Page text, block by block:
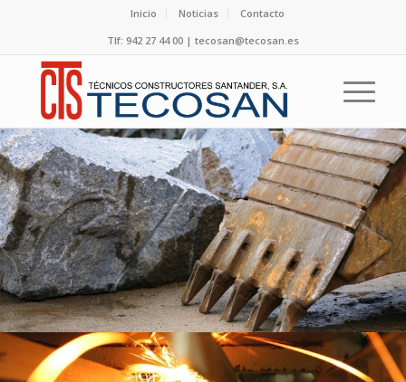
Inicio Noticias
Contacto
Tlf: 942 27 44 00 | tecosan@tecosan.es